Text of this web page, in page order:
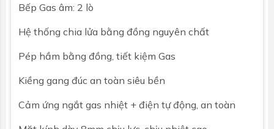
Bếp Gas âm: 2 lò
Hệ thống chia lửa bằng đồng nguyên chất
Pép hầm bằng đồng, tiết kiệm Gas
Kiềng gang đúc an toàn siêu bền
Cảm ứng ngắt gas nhiệt + điện tự động, an toàn